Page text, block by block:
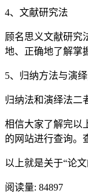
4、文献研究法
顾名思义文献研究
地、正确地了解掌
5、归纳方法与演
归纳法和演绎法二
相信大家了解完以
的网站进行查询。
以上就是关于“论
阅读量: 84897